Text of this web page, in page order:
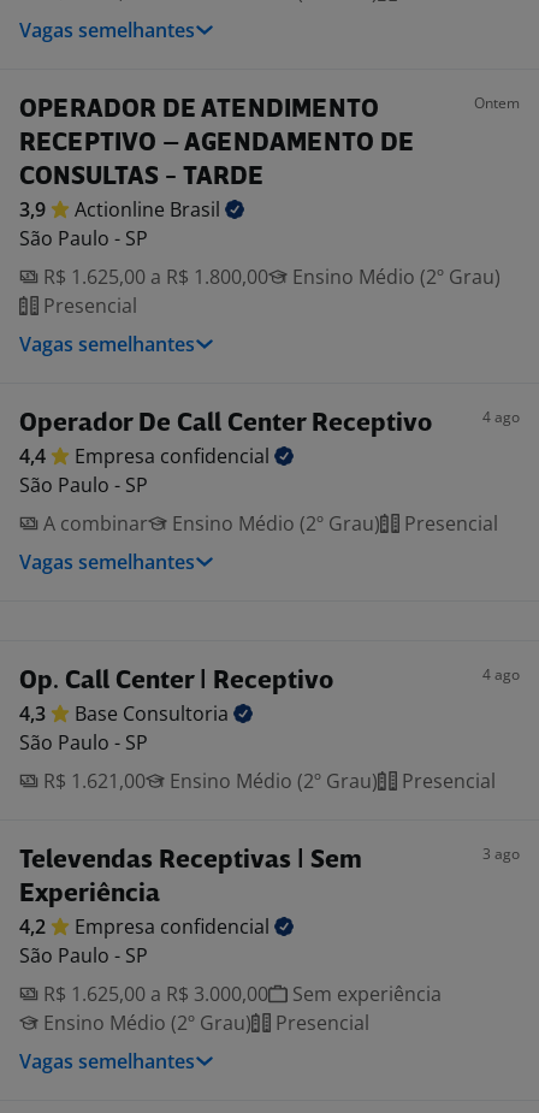
Vagas semelhantes
OPERADOR DE ATENDIMENTO
RECEPTIVO – AGENDAMENTO DE
CONSULTAS - TARDE
Ontem
3,9 Actionline Brasil
São Paulo - SP
R$ 1.625,00 a R$ 1.800,00
Ensino Médio (2º Grau)
Presencial
Vagas semelhantes
Operador De Call Center Receptivo 4 ago
4,4 Empresa confidencial
São Paulo - SP
A combinar
Ensino Médio (2º Grau)
Presencial
Vagas semelhantes
Op. Call Center | Receptivo 4 ago
4,3 Base Consultoria
São Paulo - SP
R$ 1.621,00
Ensino Médio (2º Grau) Presencial
Televendas Receptivas | Sem
Experiência
3 ago
4,2 Empresa confidencial
São Paulo - SP
R$ 1.625,00 a R$ 3.000,00
Sem experiência
Ensino Médio (2º Grau)
Presencial
Vagas semelhantes